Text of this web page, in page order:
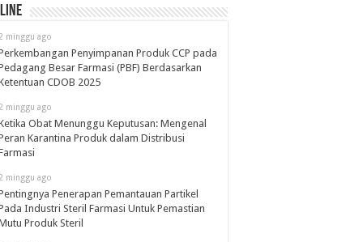
minggu ago
Penyimpanan Produk CCP pada
Besar Farmasi (PBF) Berdasarkan
CDOB 2025
minggu ago
Obat Menunggu Keputusan: Mengenal
Karantina Produk dalam Distribusi
minggu ago
Penerapan Pemantauan Partikel
Industri Steril Farmasi Untuk Pemastian
Produk Steril